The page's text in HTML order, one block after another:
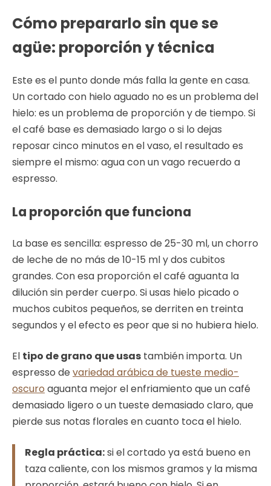
Cómo prepararlo sin que se
agüe: proporción y técnica
Este es el punto donde más falla la gente en casa.
Un cortado con hielo aguado no es un problema del
hielo: es un problema de proporción y de tiempo. Si
el café base es demasiado largo o si lo dejas
reposar cinco minutos en el vaso, el resultado es
siempre el mismo: agua con un vago recuerdo a
espresso.
La proporción que funciona
La base es sencilla: espresso de 25-30 ml, un chorro
de leche de no más de 10-15 ml y dos cubitos
grandes. Con esa proporción el café aguanta la
dilución sin perder cuerpo. Si usas hielo picado o
muchos cubitos pequeños, se derriten en treinta
segundos y el efecto es peor que si no hubiera hielo.
El tipo de grano que usas también importa. Un
espresso de variedad arábica de tueste medio-
oscuro aguanta mejor el enfriamiento que un café
demasiado ligero o un tueste demasiado claro, que
pierde sus notas florales en cuanto toca el hielo.
Regla práctica:si el cortado ya está bueno en
taza caliente, con los mismos gramos y la misma